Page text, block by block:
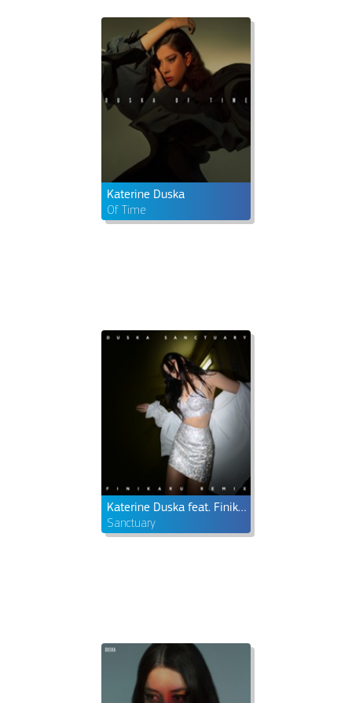
Katerine Duska
Of Time
Katerine Duska feat. Finikaru
Sanctuary